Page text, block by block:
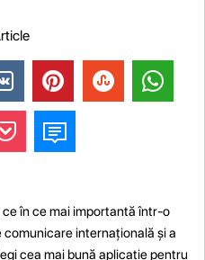
în ce mai importantă într-o
internațională și a
cea mai bună aplicație pentru